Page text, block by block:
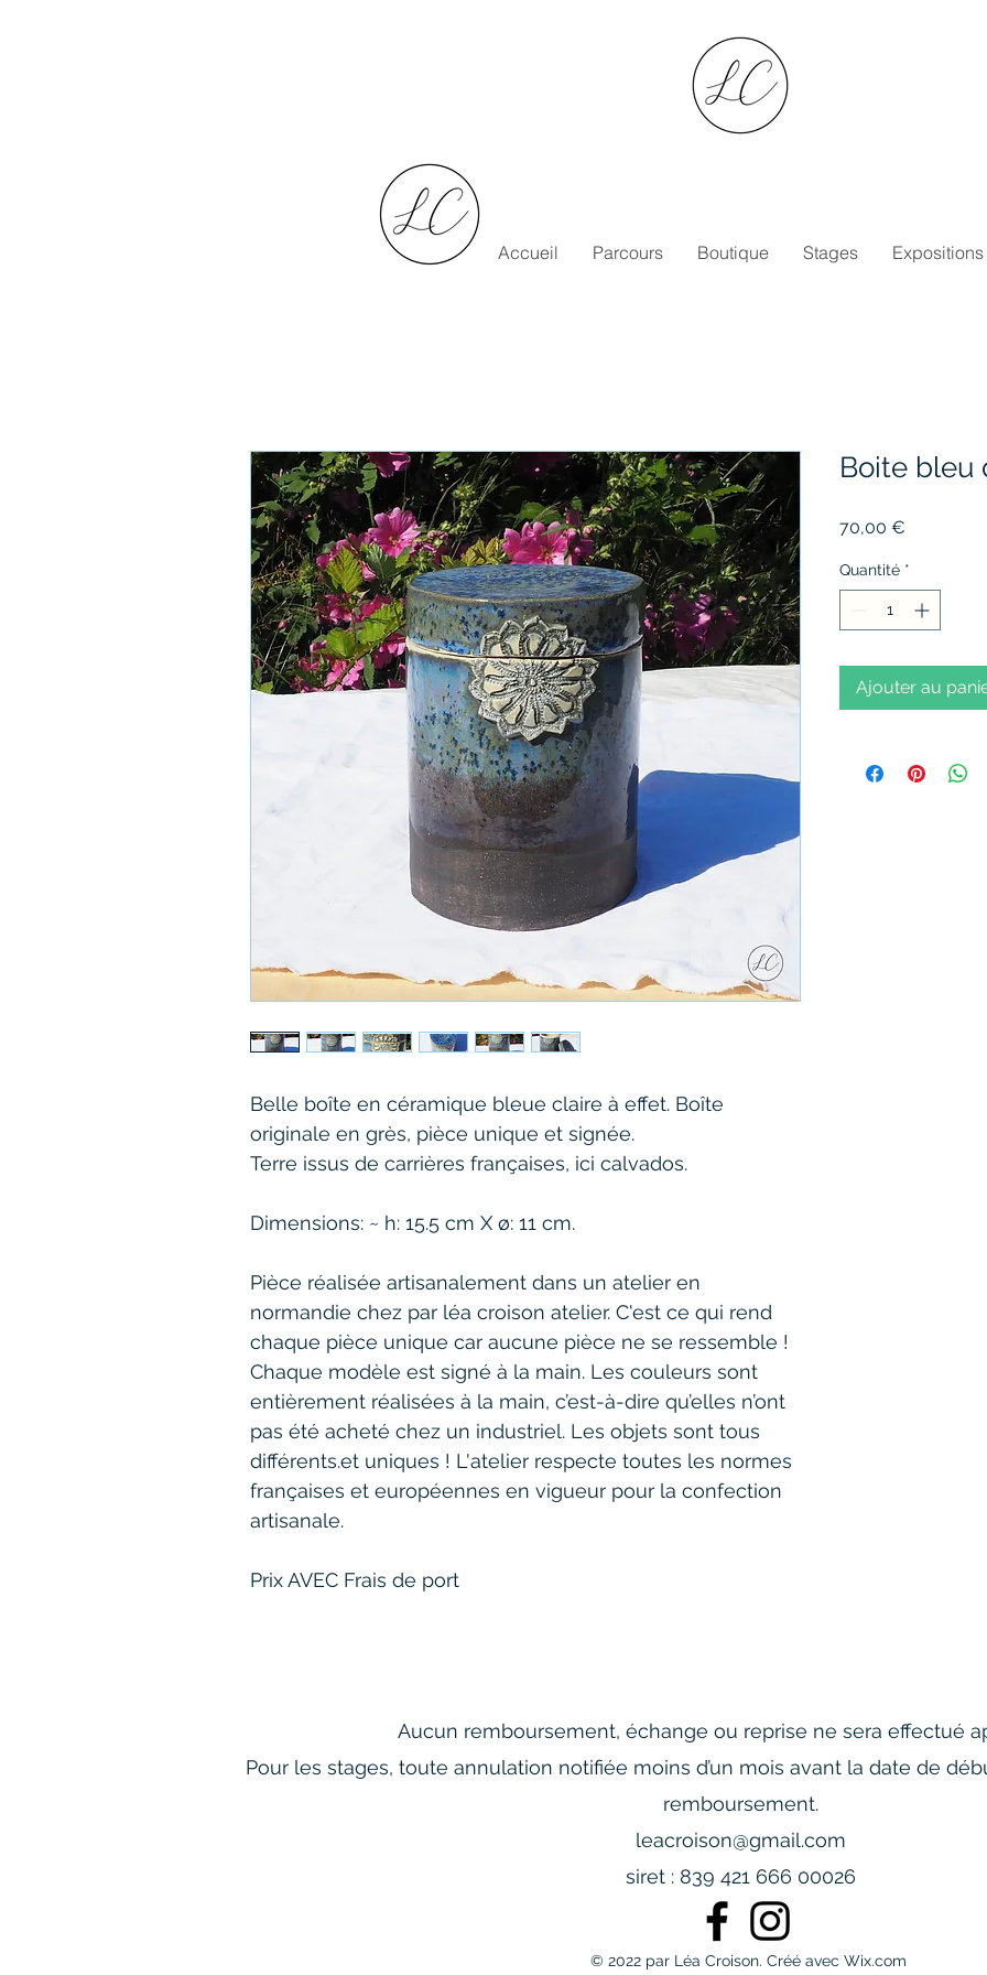
Accueil Parcours Boutique Stages Expositions
Belle boîte en céramique bleue claire à effet. Boîte
originale en grès, pièce unique et signée.
Terre issus de carrières françaises, ici calvados.
Dimensions: ~ h: 15.5 cm X ø: 11 cm.
Pièce réalisée artisanalement dans un atelier en
normandie chez par léa croison atelier. C'est ce qui rend
chaque pièce unique car aucune pièce ne se ressemble !
Chaque modèle est signé à la main. Les couleurs sont
entièrement réalisées à la main, c’est-à-dire qu’elles n’ont
pas été acheté chez un industriel. Les objets sont tous
différents.et uniques ! L'atelier respecte toutes les normes
françaises et européennes en vigueur pour la confection
artisanale.
Prix AVEC Frais de port
Boite bleu
70,00 €
Quantité *
Ajouter au
Aucun remboursement, échange ou reprise ne sera effectué
Pour les stages, toute annulation notifiée moins d’un mois avant la date de
remboursement.
leacroison@gmail.com
siret : 839 421 666 00026
© 2022 par Léa Croison. Créé avec Wix.com